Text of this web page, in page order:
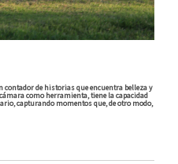
contador de historias que encuentra belleza y
como herramienta, tiene la capacidad
capturando momentos que, de otro modo,